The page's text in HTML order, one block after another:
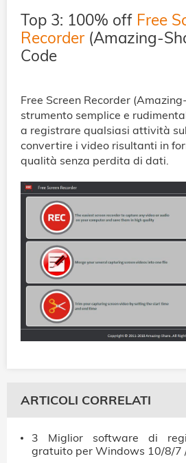
Top 3: 100% off Free
Recorder (Amazing-
Code
Free Screen Recorder
strumento semplice e
a registrare qualsiasi attività
convertire i video risultanti in
qualità senza perdita di dati.
ARTICOLI CORRELATI
3 Miglior software di
gratuito per Windows 10/8/7